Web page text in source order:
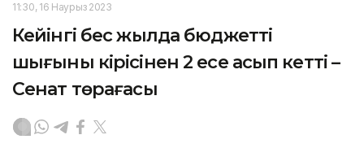
11:30, 16 Наурыз 2023
Кейінгі бес жылда бюджеттің
шығыны кірісінен 2 есе асып кетті –
Сенат төрағасы